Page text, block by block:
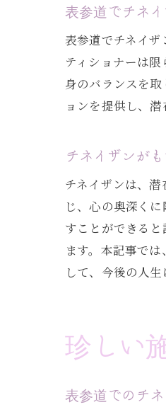
表参道でチネ
表参道でチネイ
ティショナーは
身のバランスを
ョンを提供し、
チネイザンが
チネイザンは、
じ、心の奥深く
すことができる
ます。本記事で
して、今後の人
珍しい
表参道でのチ